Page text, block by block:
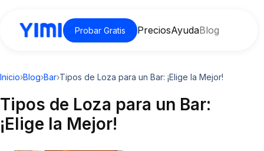
Probar Gratis PreciosAyudaBlog
Inicio›Blog›Bar›Tipos de Loza para un Bar: ¡Elige la Mejor!
Tipos de Loza para un Bar:
¡Elige la Mejor!